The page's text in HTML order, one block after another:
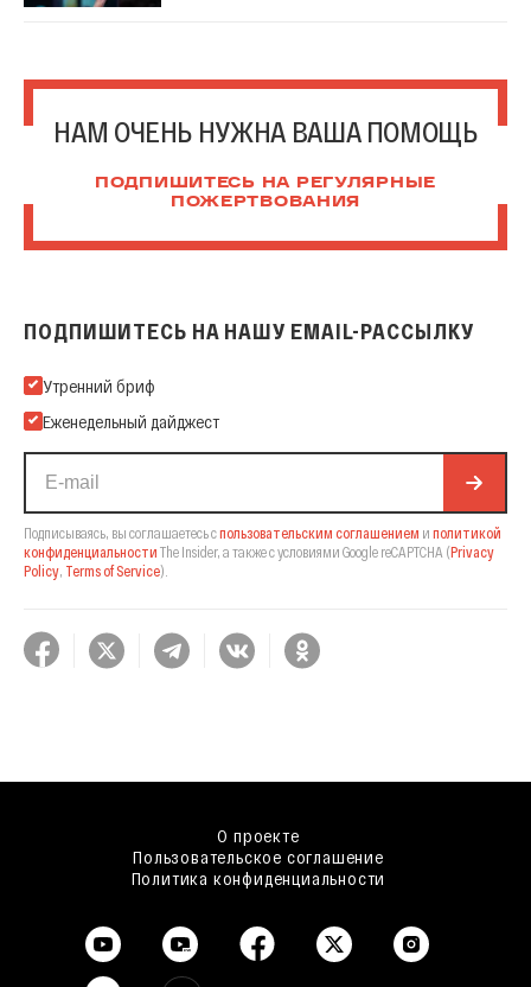
НАМ ОЧЕНЬ НУЖНА ВАША ПОМОЩЬ
ПОДПИШИТЕСЬ НА РЕГУЛЯРНЫЕ
ПОЖЕРТВОВАНИЯ
ПОДПИШИТЕСЬ НА НАШУ EMAIL-РАССЫЛКУ
Подпишитесь на нашу Email-рассылку
Утренний бриф
Еженедельный дайджест
Подписываясь, вы соглашаетесь спользовательским соглашением и политикой
конфиденциальности The Insider, а также с условиями Google reCAPTCHA (Privacy
Policy Terms of Service).
О проекте
Пользовательское соглашение
Политика конфиденциальности